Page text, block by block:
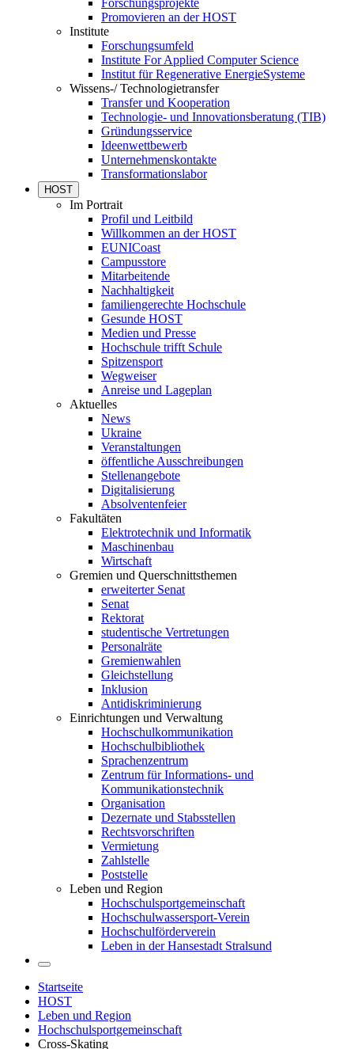
Forschungsprojekte
Promovieren an der HOST
Institute
Forschungsumfeld
Institute For Applied Computer Science
Institut für Regenerative EnergieSysteme
Wissens-/ Technologietransfer
Transfer und Kooperation
Technologie- und Innovationsberatung (TIB)
Gründungsservice
Ideenwettbewerb
Unternehmenskontakte
Transformationslabor
HOST
Im Portrait
Profil und Leitbild
Willkommen an der HOST
EUNICoast
Campusstore
Mitarbeitende
Nachhaltigkeit
familiengerechte Hochschule
Gesunde HOST
Medien und Presse
Hochschule trifft Schule
Spitzensport
Wegweiser
Anreise und Lageplan
Aktuelles
News
Ukraine
Veranstaltungen
öffentliche Ausschreibungen
Stellenangebote
Digitalisierung
Absolventenfeier
Fakultäten
Elektrotechnik und Informatik
Maschinenbau
Wirtschaft
Gremien und Querschnittsthemen
erweiterter Senat
Senat
Rektorat
studentische Vertretungen
Personalräte
Gremienwahlen
Gleichstellung
Inklusion
Antidiskriminierung
Einrichtungen und Verwaltung
Hochschulkommunikation
Hochschulbibliothek
Sprachenzentrum
Zentrum für Informations- und
Kommunikationstechnik
Organisation
Dezernate und Stabsstellen
Rechtsvorschriften
Vermietung
Zahlstelle
Poststelle
Leben und Region
Hochschulsportgemeinschaft
Hochschulwassersport-Verein
Hochschulförderverein
Leben in der Hansestadt Stralsund
Startseite
HOST
Leben und Region
Hochschulsportgemeinschaft
Cross-Skating